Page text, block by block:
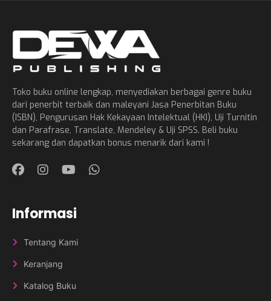
Toko buku online lengkap, menyediakan berbagai genre buku
dari penerbit terbaik dan maleyani Jasa Penerbitan Buku
(ISBN), Pengurusan Hak Kekayaan Intelektual (HKI), Uji Turnitin
dan Parafrase, Translate, Mendeley & Uji SPSS. Beli buku
sekarang dan dapatkan bonus menarik dari kami !
Informasi
Tentang Kami
Keranjang
Katalog Buku